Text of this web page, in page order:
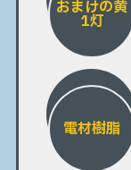
おまけの黄
1灯
電材樹脂